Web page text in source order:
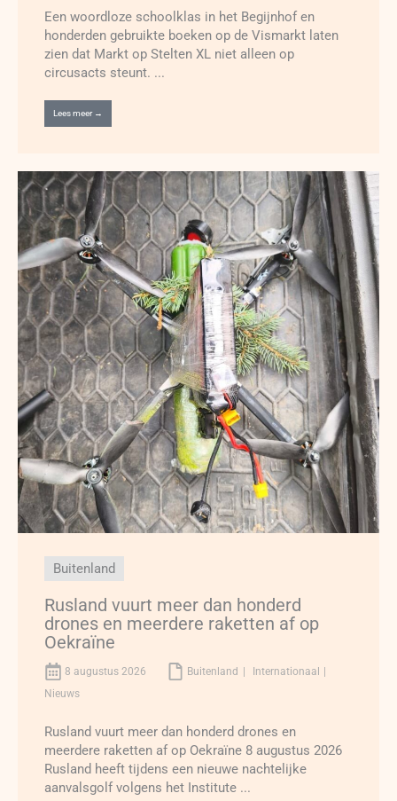
Een woordloze schoolklas in het Begijnhof en
honderden gebruikte boeken op de Vismarkt laten
zien dat Markt op Stelten XL niet alleen op
circusacts steunt. ...
Lees meer →
Buitenland
Rusland vuurt meer dan honderd
drones en meerdere raketten af op
Oekraïne
8 augustus 2026 Buitenland
Internationaal
Nieuws
Rusland vuurt meer dan honderd drones en
meerdere raketten af op Oekraïne 8 augustus 2026
Rusland heeft tijdens een nieuwe nachtelijke
aanvalsgolf volgens het Institute ...